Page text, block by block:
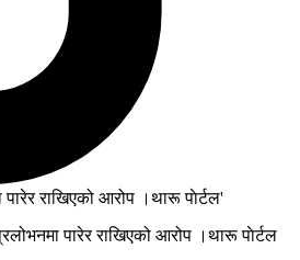
राखिएको आरोप ।थारू पाेर्टल'
पारेर राखिएको आरोप ।थारू पाेर्टल